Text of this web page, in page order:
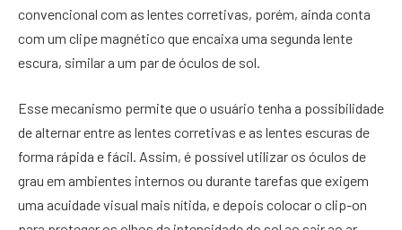
convencional com as lentes corretivas, porém, ainda conta
com um clipe magnético que encaixa uma segunda lente
escura, similar a um par de óculos de sol.
Esse mecanismo permite que o usuário tenha a possibilidade
de alternar entre as lentes corretivas e as lentes escuras de
forma rápida e fácil. Assim, é possível utilizar os óculos de
grau em ambientes internos ou durante tarefas que exigem
uma acuidade visual mais nítida, e depois colocar o clip-on